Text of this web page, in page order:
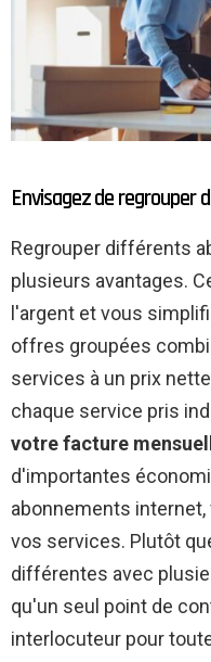
Envisagez de
Regrouper différents
plusieurs avantages.
l'argent et vous
offres groupées
services à un prix
chaque service pris
votre facture
d'importantes
abonnements
vos services. Plutôt
différentes avec
qu'un seul point de
interlocuteur pour